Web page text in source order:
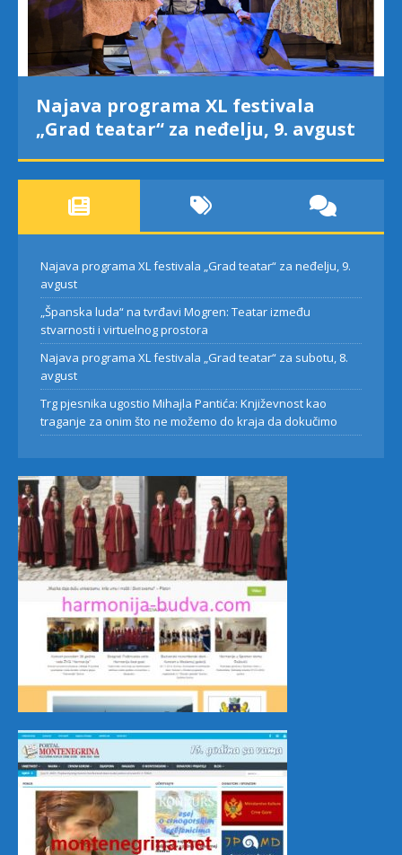
Najava programa XL festivala
„Grad teatar“ za neđelju, 9. avgust
Najava programa XL festivala „Grad teatar“ za neđelju, 9.
avgust
„Španska luda“ na tvrđavi Mogren: Teatar između
stvarnosti i virtuelnog prostora
Najava programa XL festivala „Grad teatar“ za subotu, 8.
avgust
Trg pjesnika ugostio Mihajla Pantića: Književnost kao
traganje za onim što ne možemo do kraja da dokučimo